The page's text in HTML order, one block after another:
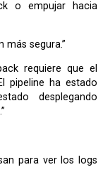
o empujar hacia
más segura.”
pipeline ha estado
desplegando